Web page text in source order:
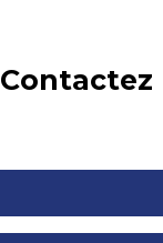
Contactez